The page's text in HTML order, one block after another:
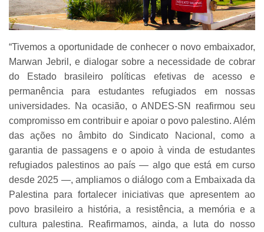
“Tivemos a oportunidade de conhecer o novo embaixador,
Marwan Jebril, e dialogar sobre a necessidade de cobrar
do Estado brasileiro políticas efetivas de acesso e
permanência para estudantes refugiados em nossas
universidades. Na ocasião, o ANDES-SN reafirmou seu
compromisso em contribuir e apoiar o povo palestino. Além
das ações no âmbito do Sindicato Nacional, como a
garantia de passagens e o apoio à vinda de estudantes
refugiados palestinos ao país — algo que está em curso
desde 2025 —, ampliamos o diálogo com a Embaixada da
Palestina para fortalecer iniciativas que apresentem ao
povo brasileiro a história, a resistência, a memória e a
cultura palestina. Reafirmamos, ainda, a luta do nosso